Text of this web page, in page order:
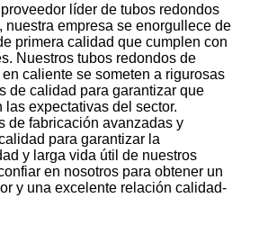
líder de tubos redondos
nuestra empresa se enorgullece de
primera calidad que cumplen con
Nuestros tubos redondos de
caliente se someten a rigurosas
de calidad para garantizar que
las expectativas del sector.
de fabricación avanzadas y
para garantizar la
y larga vida útil de nuestros
en nosotros para obtener un
y una excelente relación calidad-